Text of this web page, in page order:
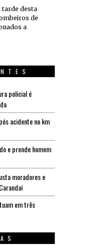
tarde desta
de
a
policial é
acidente no km
e prende homem
moradores e
em três